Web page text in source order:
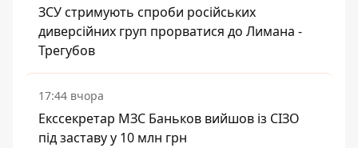
ЗСУ стримують спроби російських
диверсійних груп прорватися до Лимана -
Трегубов
17:44 вчора
Екссекретар МЗС Баньков вийшов із СІЗО
під заставу у 10 млн грн